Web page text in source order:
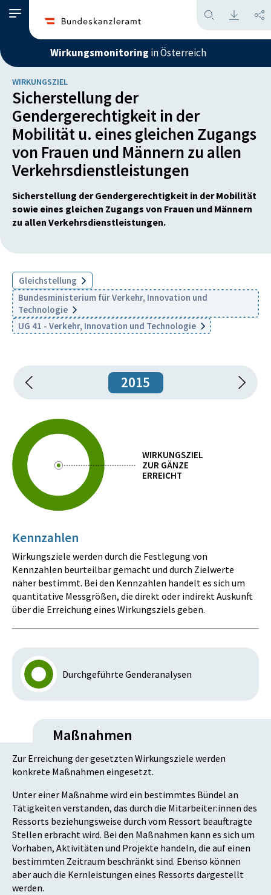
Wirkungsmonitoring in Österreich
WIRKUNGSZIEL
Sicherstellung der
Gendergerechtigkeit in der
Mobilität u. eines gleichen Zugangs
von Frauen und Männern zu allen
Verkehrsdienstleistungen
Sicherstellung der Gendergerechtigkeit in der Mobilität
sowie eines gleichen Zugangs von Frauen und Männern
zu allen Verkehrsdienstleistungen.
Gleichstellung
Bundesministerium für Verkehr, Innovation und
Technologie
UG 41 - Verkehr, Innovation und Technologie
2015
WIRKUNGSZIEL
ZUR GÄNZE
ERREICHT
Kennzahlen
Wirkungsziele werden durch die Festlegung von
Kennzahlen beurteilbar gemacht und durch Zielwerte
näher bestimmt. Bei den Kennzahlen handelt es sich um
quantitative Messgrößen, die direkt oder indirekt Auskunft
über die Erreichung eines Wirkungsziels geben.
Durchgeführte Genderanalysen
Maßnahmen
Zur Erreichung der gesetzten Wirkungsziele werden
konkrete Maßnahmen eingesetzt.
Unter einer Maßnahme wird ein bestimmtes Bündel an
Tätigkeiten verstanden, das durch die Mitarbeiter:innen des
Ressorts beziehungsweise durch vom Ressort beauftragte
Stellen erbracht wird. Bei den Maßnahmen kann es sich um
Vorhaben, Aktivitäten und Projekte handeln, die auf einen
bestimmten Zeitraum beschränkt sind. Ebenso können
aber auch die Kernleistungen eines Ressorts dargestellt
werden.